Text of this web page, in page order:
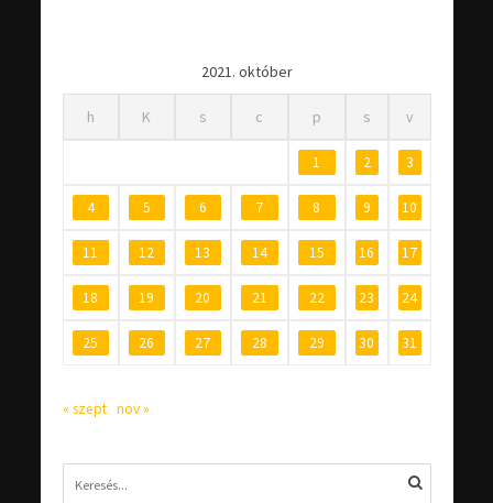
2021. október
h K s c p s v
1 2 3
4 5 6 7 8 9 10
11 12 13 14 15 16 17
18 19 20 21 22 23 24
25 26 27 28 29 30 31
« szept nov »